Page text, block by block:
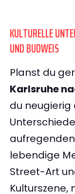
KULTURELLE
UND BUDWEIS
Planst du
Karlsruhe
du neugierig
lebendige
Street-Art